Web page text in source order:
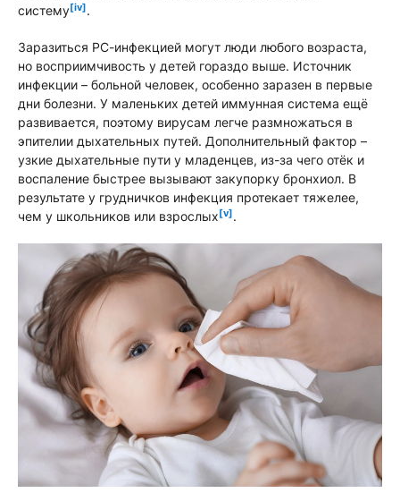
систему[iv].
Заразиться РС-инфекцией могут люди любого возраста,
но восприимчивость у детей гораздо выше. Источник
инфекции – больной человек, особенно заразен в первые
дни болезни. У маленьких детей иммунная система ещё
развивается, поэтому вирусам легче размножаться в
эпителии дыхательных путей. Дополнительный фактор –
узкие дыхательные пути у младенцев, из-за чего отёк и
воспаление быстрее вызывают закупорку бронхиол. В
результате у грудничков инфекция протекает тяжелее,
чем у школьников или взрослых[v].